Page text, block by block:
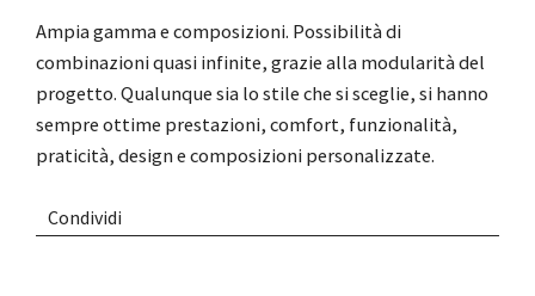
Ampia gamma e composizioni. Possibilità di
combinazioni quasi infinite, grazie alla modularità del
progetto. Qualunque sia lo stile che si sceglie, si hanno
sempre ottime prestazioni, comfort, funzionalità,
praticità, design e composizioni personalizzate.
Condividi